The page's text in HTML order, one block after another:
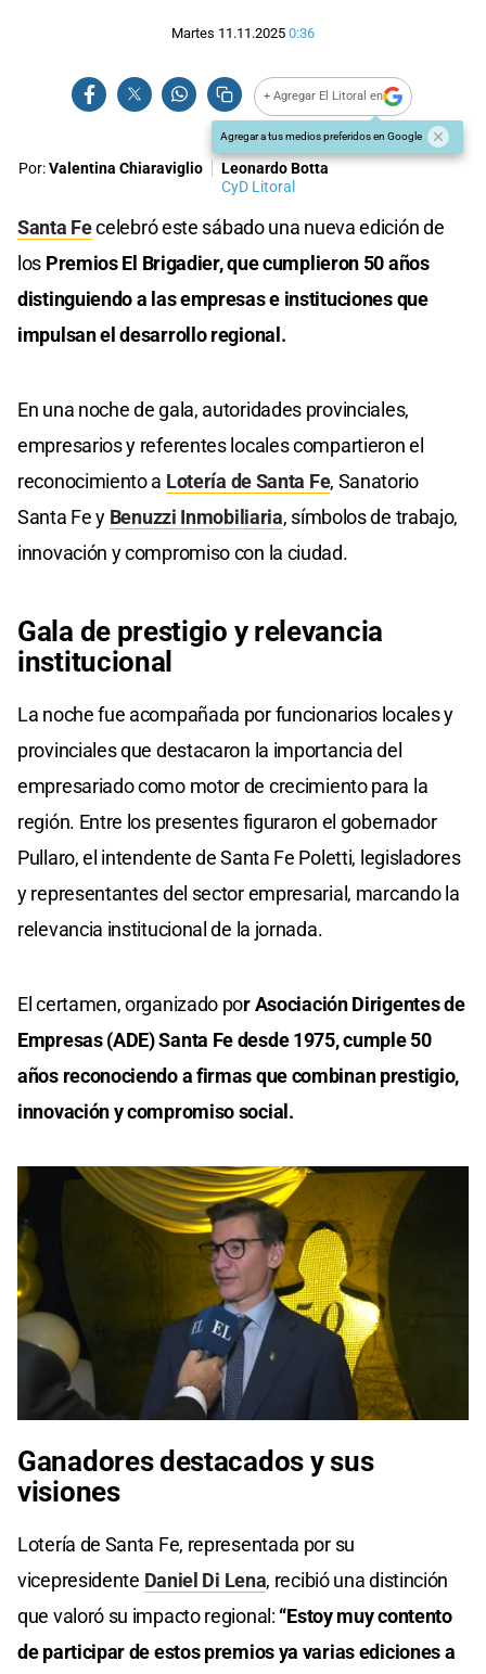
Martes 11.11.2025 0:36
+ Agregar El Litoral en
Agregar a tus medios preferidos en Google
Por:Valentina Chiaraviglio
Leonardo Botta
CyD Litoral
Santa Fecelebró este sábado una nueva edición de
los Premios El Brigadier, que cumplieron 50 años
distinguiendo a las empresas e instituciones que
impulsan el desarrollo regional.
En una noche de gala, autoridades provinciales,
empresarios y referentes locales compartieron el
reconocimiento a Lotería de Santa Fe, Sanatorio
Santa Fe y Benuzzi Inmobiliaria, símbolos de trabajo,
innovación y compromiso con la ciudad.
Gala de prestigio y relevancia
institucional
La noche fue acompañada por funcionarios locales y
provinciales que destacaron la importancia del
empresariado como motor de crecimiento para la
región. Entre los presentes figuraron el gobernador
Pullaro, el intendente de Santa Fe Poletti, legisladores
y representantes del sector empresarial, marcando la
relevancia institucional de la jornada.
El certamen, organizado por Asociación Dirigentes de
Empresas (ADE) Santa Fe desde 1975, cumple 50
años reconociendo a firmas que combinan prestigio,
innovación y compromiso social.
of
seconds
Ganadores destacados y sus
visiones
Lotería de Santa Fe, representada por su
vicepresidente Daniel Di Lena, recibió una distinción
que valoró su impacto regional: “Estoy muy contento
de participar de estos premios ya varias ediciones a